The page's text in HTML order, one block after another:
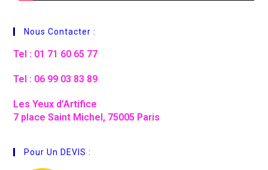
Nous Contacter :
Tel : 01 71 60 65 77
Tel : 06 99 03 83 89
Les Yeux d’Artifice
7 place Saint Michel, 75005 Paris
Pour Un DEVIS :